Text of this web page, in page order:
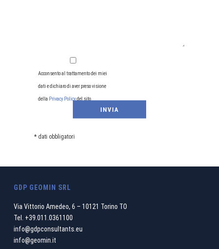
Acconsento al trattamento dei miei
dati e dichiaro di aver preso visione
della Privacy Policydel sito
* dati obbligatori
GDP GEOMIN SRL
Via Vittorio Amedeo, 6 – 10121 Torino TO
Tel. +39.011.0361100
info@gdpconsultants.eu
info@geomin.it